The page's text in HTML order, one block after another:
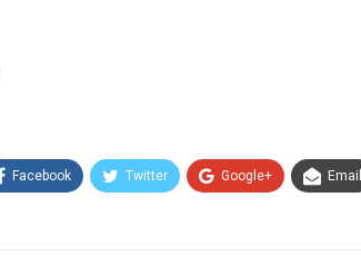
Facebook Twitter Google+ Email